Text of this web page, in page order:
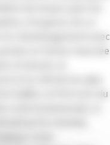
de locaux pour les
d’espaces de co-
le réaménagement avec
en forme inversée
le bassin, la
et la refonte du plan
Gallice, le Port vert du
le minéral,
(sans